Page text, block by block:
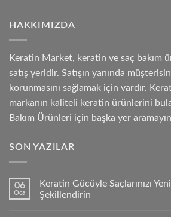
HAKKIMIZDA
Keratin Market, keratin ve saç bakım
satış yeridir. Satışın yanında
korunmasını sağlamak için vardır.
markanın kaliteli keratin ürünlerini
Bakım Ürünleri için başka yer
SON YAZILAR
06
Oca
Keratin Gücüyle Saçlarınızı
Şekillendirin